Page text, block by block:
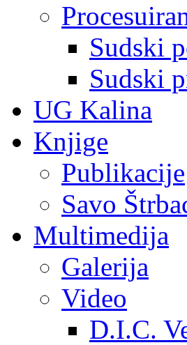
Sudski
Sudski
UG Kalina
Knjige
Publikacije
Savo
Multimedija
Galerija
Video
D.I.C.